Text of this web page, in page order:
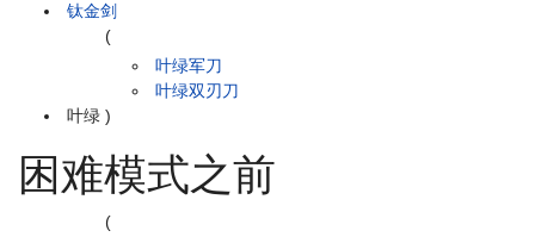
钛金剑
叶绿
(
叶绿军刀
叶绿双刃刀
)
困难模式之前
(